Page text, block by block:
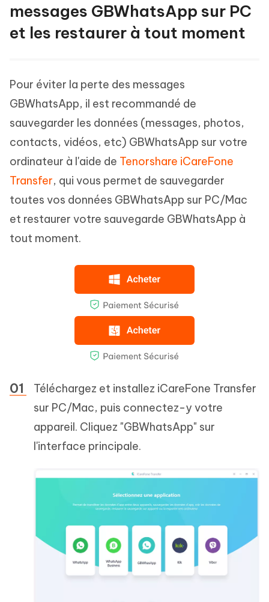
messages GBWhatsApp sur PC
et les restaurer à tout moment
Pour éviter la perte des messages
GBWhatsApp, il est recommandé de
sauvegarder les données (messages, photos,
contacts, vidéos, etc) GBWhatsApp sur votre
ordinateur à l'aide de Tenorshare iCareFone
Transfer, qui vous permet de sauvegarder
toutes vos données GBWhatsApp sur PC/Mac
et restaurer votre sauvegarde GBWhatsApp à
tout moment.
Téléchargez et installez iCareFone Transfer
sur PC/Mac, puis connectez-y votre
appareil. Cliquez "GBWhatsApp" sur
l'interface principale.